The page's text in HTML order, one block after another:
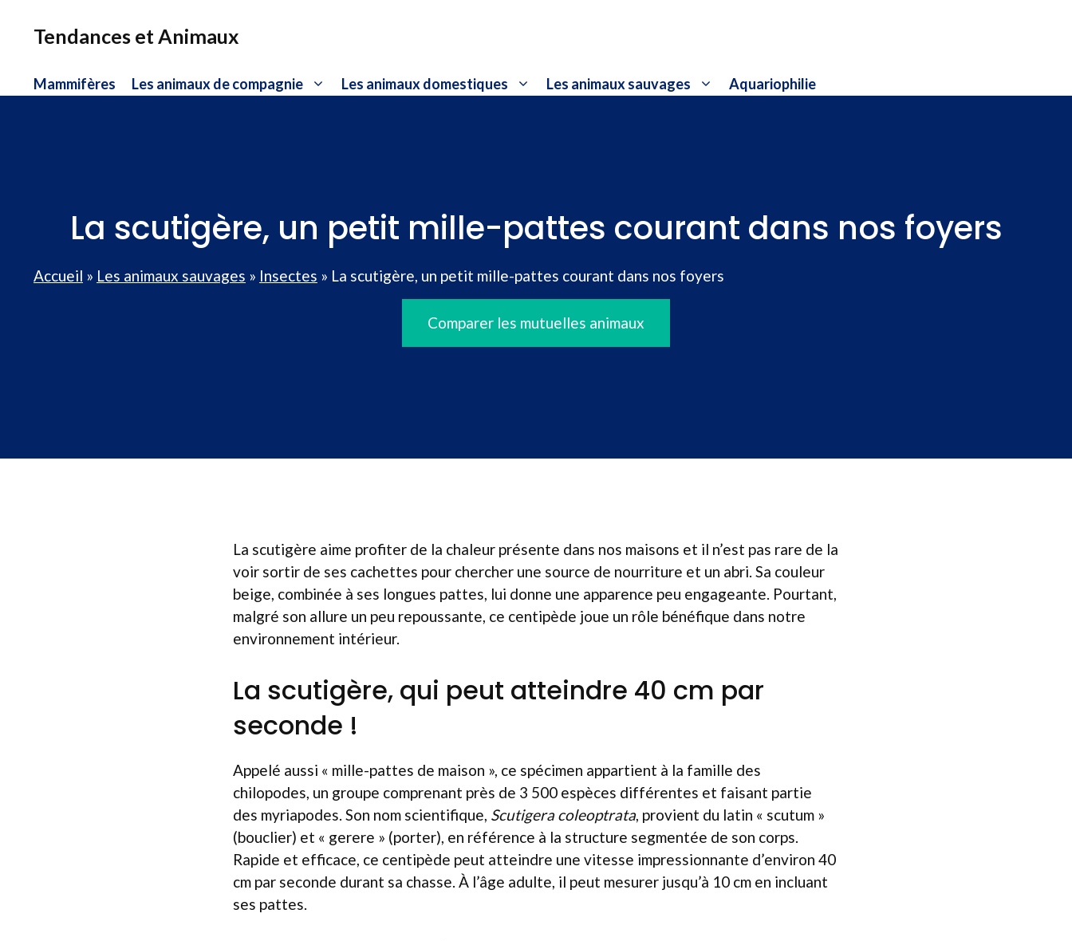
Tendances et Animaux
Mammifères Les animaux de compagnie Les animaux domestiques Les animaux sauvages Aquariophilie
La scutigère, un petit mille-pattes courant dans nos foyers
Accueil » Les animaux sauvages » Insectes » La scutigère, un petit mille-pattes courant dans nos foyers
Comparer les mutuelles animaux
La scutigère aime profiter de la chaleur présente dans nos maisons et il n’est pas rare de la
voir sortir de ses cachettes pour chercher une source de nourriture et un abri. Sa couleur
beige, combinée à ses longues pattes, lui donne une apparence peu engageante. Pourtant,
malgré son allure un peu repoussante, ce centipède joue un rôle bénéfique dans notre
environnement intérieur.
La scutigère, qui peut atteindre 40 cm par
seconde !
Appelé aussi « mille-pattes de maison », ce spécimen appartient à la famille des
chilopodes, un groupe comprenant près de 3 500 espèces différentes et faisant partie
des myriapodes. Son nom scientifique, Scutigera coleoptrata, provient du latin « scutum »
(bouclier) et « gerere » (porter), en référence à la structure segmentée de son corps.
Rapide et efficace, ce centipède peut atteindre une vitesse impressionnante d’environ 40
cm par seconde durant sa chasse. À l’âge adulte, il peut mesurer jusqu’à 10 cm en incluant
ses pattes.